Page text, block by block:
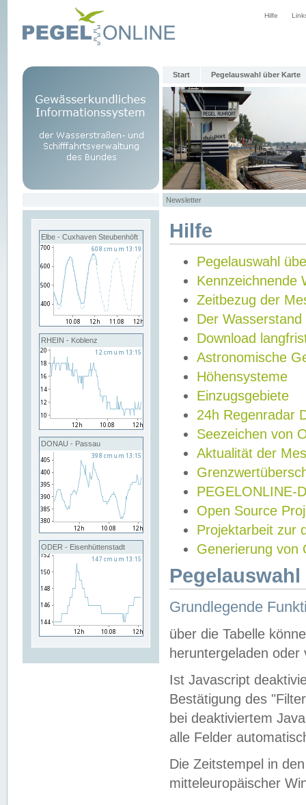
Hilfe
Start Pegelauswahl über Karte
Newsletter
Elbe - Cuxhaven Steubenhöft
RHEIN - Koblenz
DONAU - Passau
ODER - Eisenhüttenstadt
Hilfe
Pegelauswahl
Kennzeichnende
Zeitbezug der
Der Wasserstand
Download
Astronomische
Höhensysteme
Einzugsgebiete
24h Regenradar
Seezeichen von
Aktualität der
PEGELONLINE-
Open Source
Projektarbeit zur
Generierung von
Grundlegende
über die Tabelle
heruntergeladen oder
Ist Javascript
Bestätigung des
bei deaktiviertem
alle Felder
Die Zeitstempel in
mitteleuropäischer